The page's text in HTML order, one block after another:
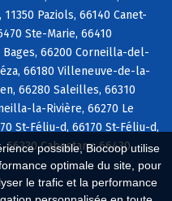
possible, Biocoop utilise
optimale du site, pour
le trafic et la performance
Paziols, 66140 Canet-
Ste-Marie, 66410
66200 Corneilla-del-
66180 Villeneuve-de-la-
66280 Saleilles, 66310
la-Rivière, 66270 Le
St-Féliu-d, 66170 St-Féliu-d,
Cabestany, 66430